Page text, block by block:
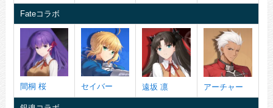
Fateコラボ
間桐 桜 セイバー 遠坂 凛 アーチャー